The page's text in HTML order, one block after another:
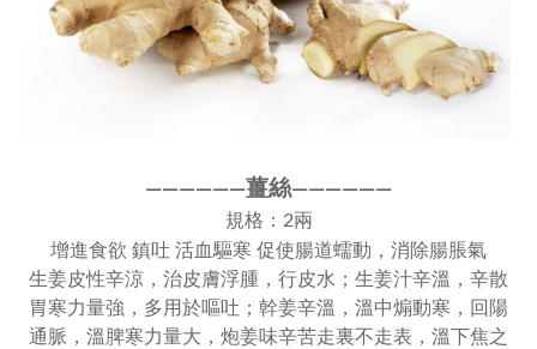
——————薑絲——————
規格：2兩
增進食欲 鎮吐 活血驅寒 促使腸道蠕動，消除腸脹氣
生姜皮性辛涼，治皮膚浮腫，行皮水；生姜汁辛溫，辛散
胃寒力量強，多用於嘔吐；幹姜辛溫，溫中煽動寒，回陽
通脈，溫脾寒力量大，炮姜味辛苦走裏不走表，溫下焦之